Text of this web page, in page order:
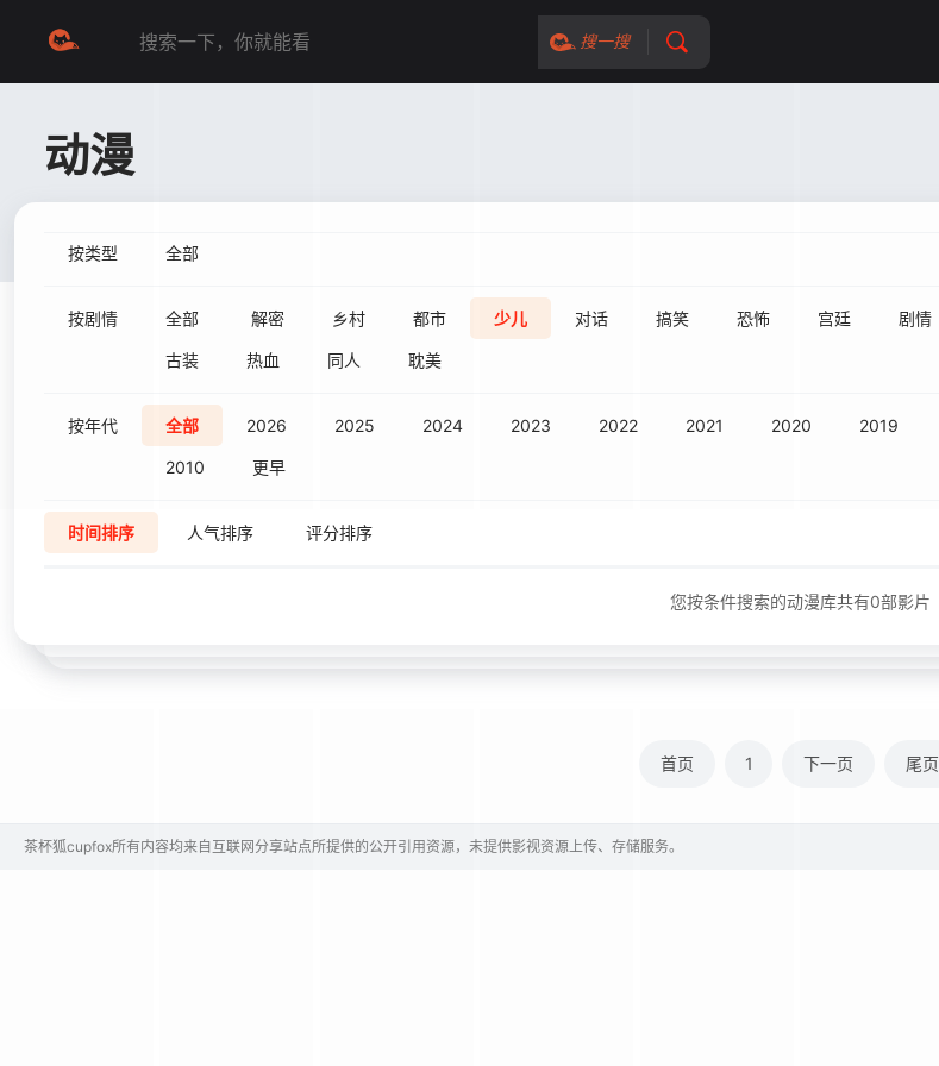
搜一搜
动漫
按类型 全部
按剧情 全部 解密 乡村 都市 少儿 对话 搞笑 恐怖 宫廷 剧情
古装 热血 同人 耽美
按年代 全部 2026 2025 2024 2023 2022 2021 2020 2019
2010 更早
时间排序 人气排序 评分排序
您按条件搜索的动漫库共有0部影片
首页 1 下一页 尾页
茶杯狐cupfox所有内容均来自互联网分享站点所提供的公开引用资源，未提供影视资源上传、存储服务。